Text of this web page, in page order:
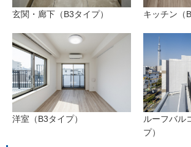
玄関・廊下（B3タイプ） キッチン（
洋室（B3タイプ）
ルーフバル
プ）